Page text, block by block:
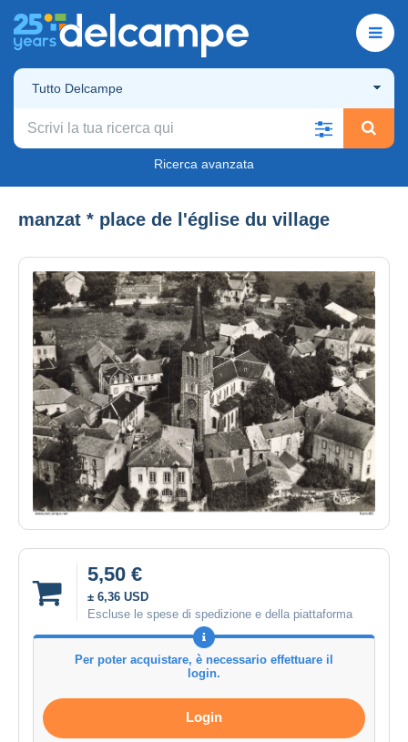
Tutto Delcampe
Ricerca avanzata
manzat * place de l'église du village
5,50 €
± 6,36 USD
Escluse le spese di spedizione e della piattaforma
Per poter acquistare, è necessario effettuare il
login.
Login